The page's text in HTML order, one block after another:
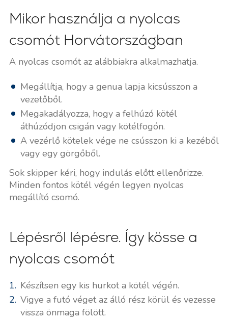
Mikor használja a nyolcas
csomót Horvátországban
A nyolcas csomót az alábbiakra alkalmazhatja.
Megállítja, hogy a genua lapja kicsússzon a
vezetőből.
Megakadályozza, hogy a felhúzó kötél
áthúzódjon csigán vagy kötélfogón.
A vezérlő kötelek vége ne csússzon ki a kezéből
vagy egy görgőből.
Sok skipper kéri, hogy indulás előtt ellenőrizze.
Minden fontos kötél végén legyen nyolcas
megállító csomó.
Lépésről lépésre. Így kösse a
nyolcas csomót
Készítsen egy kis hurkot a kötél végén.
Vigye a futó véget az álló rész körül és vezesse
vissza önmaga fölött.